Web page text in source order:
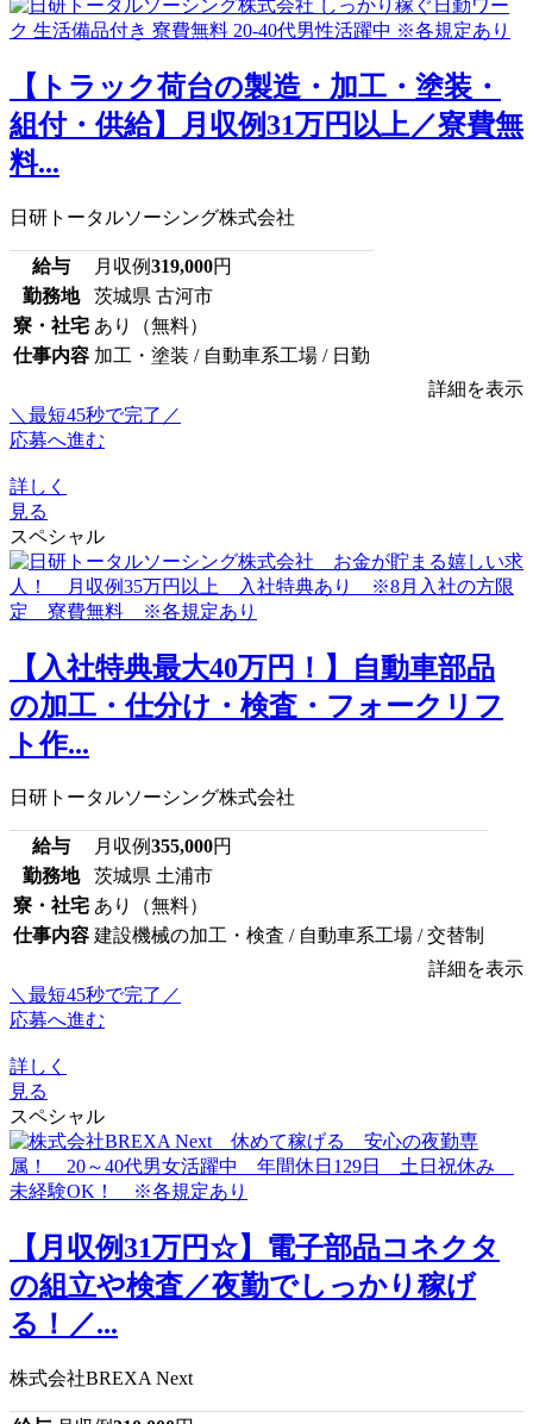
【トラック荷台の製造・加工・塗装・
組付・供給】月収例31万円以上／寮費無
料...
日研トータルソーシング株式会社
給与 月収例319,000円
勤務地
茨城県 古河市
寮・社宅 あり（無料）
仕事内容 加工・塗装 / 自動車系工場 / 日勤
詳細を表示
＼最短45秒で完了／
応募へ進む
詳しく
見る
スペシャル
【入社特典最大40万円！】自動車部品
の加工・仕分け・検査・フォークリフ
ト作...
日研トータルソーシング株式会社
給与 月収例355,000円
勤務地
茨城県 土浦市
寮・社宅 あり（無料）
仕事内容 建設機械の加工・検査 / 自動車系工場 / 交替制
詳細を表示
＼最短45秒で完了／
応募へ進む
詳しく
見る
スペシャル
【月収例31万円☆】電子部品コネクタ
の組立や検査／夜勤でしっかり稼げ
る！／...
株式会社BREXA Next